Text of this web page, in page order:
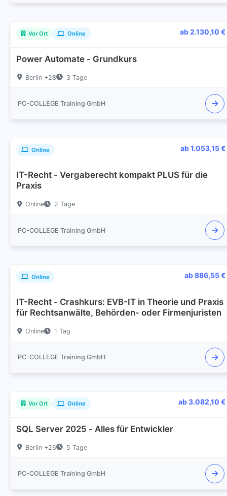
Vor Ort Online ab 2.130,10 €
Power Automate - Grundkurs
Berlin +28 3 Tage
PC-COLLEGE Training GmbH
Online ab 1.053,15 €
IT-Recht - Vergaberecht kompakt PLUS für die
Praxis
Online 2 Tage
PC-COLLEGE Training GmbH
Online ab 886,55 €
IT-Recht - Crashkurs: EVB-IT in Theorie und Praxis
für Rechtsanwälte, Behörden- oder Firmenjuristen
Online 1 Tag
PC-COLLEGE Training GmbH
Vor Ort Online ab 3.082,10 €
SQL Server 2025 - Alles für Entwickler
Berlin +26 5 Tage
PC-COLLEGE Training GmbH